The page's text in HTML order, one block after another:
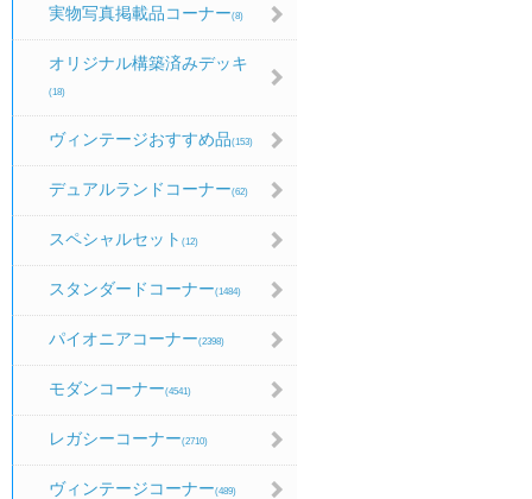
実物写真掲載品コーナー(8)
オリジナル構築済みデッキ
(18)
ヴィンテージおすすめ品(153)
デュアルランドコーナー(62)
スペシャルセット (12)
スタンダードコーナー(1484)
パイオニアコーナー(2398)
モダンコーナー(4541)
レガシーコーナー(2710)
ヴィンテージコーナー(489)